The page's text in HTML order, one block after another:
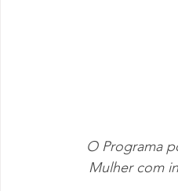
O Programa
Mulher com